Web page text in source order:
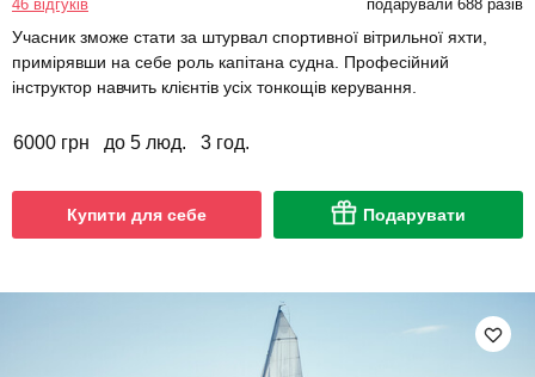
46 відгуків подарували 688 разів
Учасник зможе стати за штурвал спортивної вітрильної яхти,
примірявши на себе роль капітана судна. Професійний
інструктор навчить клієнтів усіх тонкощів керування.
6000 грн до 5 люд. 3 год.
Купити для себе Подарувати